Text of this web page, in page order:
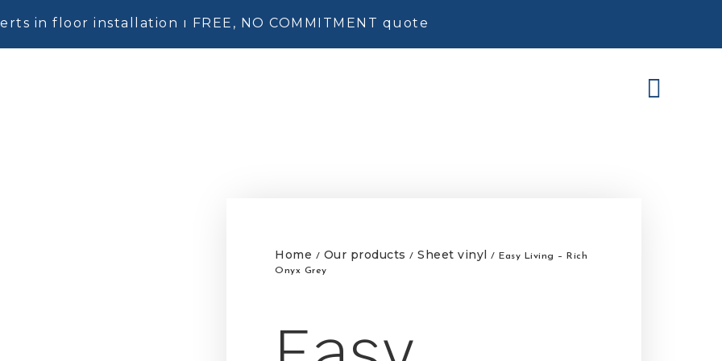
in floor installation ı FREE, NO COMMITMENT quote
Home / Our products /Sheet vinyl
/ Easy Living – Rich
Onyx Grey